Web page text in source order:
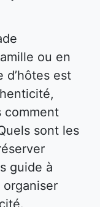
ou en
d’hôtes est
comment
sont les
guide à